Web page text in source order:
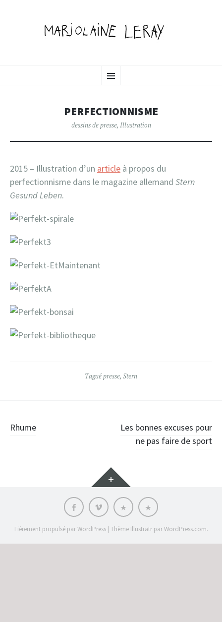
MARJOLAINE LERAY
Menu
AU
PERFECTIONNISME
dessins de presse, Illustration
2015 – Illustration d’un article à propos du
perfectionnisme dans le magazine allemand Stern
Gesund Leben.
Taguépresse, Stern
Navigation
Rhume
Les bonnes excuses pour
ne pas faire de sport
Gadgets
Facebookvimeo C’est
qui
?
Langue
Fièrement propulsé par WordPress | Thème Illustratr parWordPress.com.